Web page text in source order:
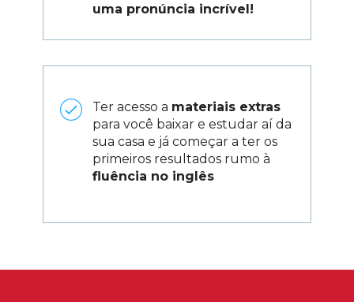
uma pronúncia incrível!
Ter acesso a materiais extras
para você baixar e estudar aí da
sua casa e já começar a ter os
fluência no inglês